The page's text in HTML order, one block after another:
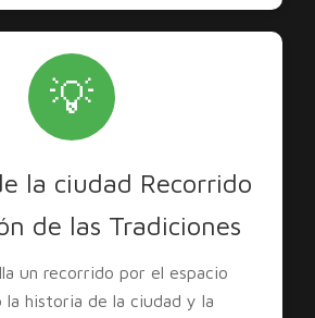
💡
la ciudad Recorrido
de las Tradiciones
un recorrido por el espacio
la historia de la ciudad y la